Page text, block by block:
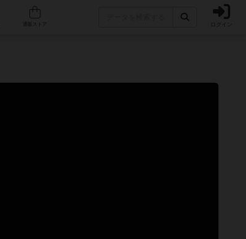
人気ボードゲーム ログイン